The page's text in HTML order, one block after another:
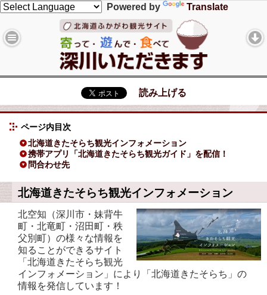
Powered by Translate
読み上げる
ページ内目次
北海道きたそらち観光インフォメーション
携帯アプリ「北海道きたそらち観光ガイド」を配信！
問合わせ先
北海道きたそらち観光インフォメーション
北空知（深川市・妹背牛
町・北竜町・沼田町・秩
父別町）の様々な情報を
知ることができるサイト
「北海道きたそらち観光
インフォメーション」により「北海道きたそらち」の
情報を発信しています！